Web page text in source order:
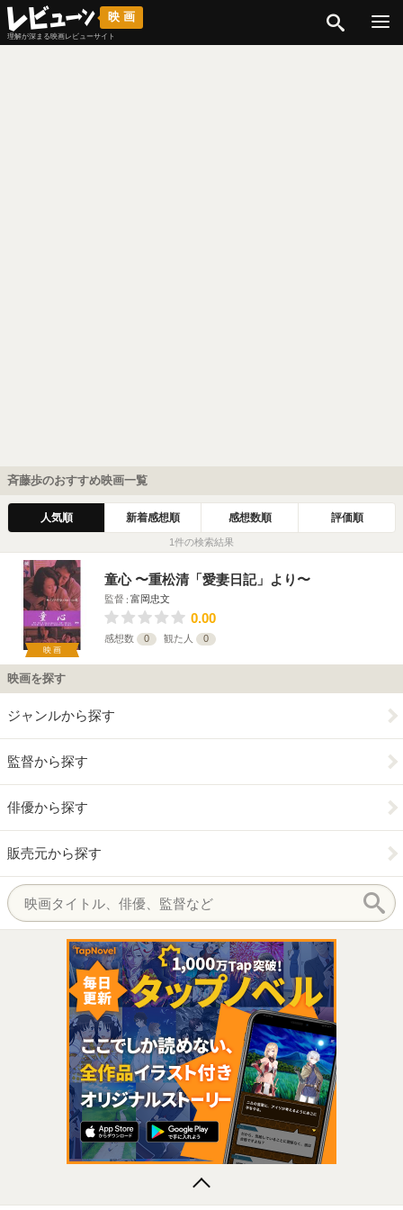
映画
理解が深まる映画レビューサイト
斉藤歩のおすすめ映画一覧
人気順 新着感想順 感想数順 評価順
1件の検索結果
映画
童心 〜重松清「愛妻日記」より〜
監督 富岡忠文
0.00
感想数 0 観た人 0
映画を探す
ジャンルから探す
監督から探す
俳優から探す
販売元から探す